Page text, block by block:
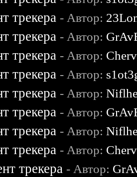
трекера - Автор:
трекера - Автор:
трекера - Автор:
трекера - Автор:
трекера - Автор:
трекера - Автор:
трекера - Автор:
трекера - Автор:
трекера - Автор: